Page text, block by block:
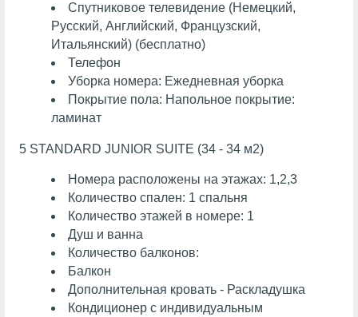
Спутниковое телевидение (Немецкий,
Русский, Английский, Французский,
Итальянский) (бесплатно)
Телефон
Уборка номера: Ежедневная уборка
Покрытие пола: Напольное покрытие:
ламинат
5 STANDARD JUNIOR SUITE (34 - 34 м2)
Номера расположены на этажах: 1,2,3
Количество спален: 1 спальня
Количество этажей в номере: 1
Душ и ванна
Количество балконов:
Балкон
Дополнительная кровать - Раскладушка
Кондиционер с индивидуальным